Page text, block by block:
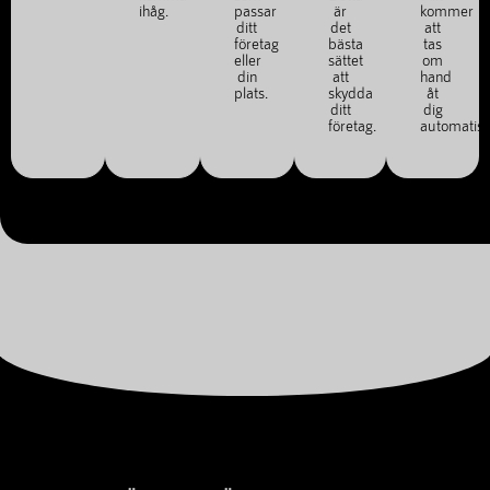
ihåg.
passar
ditt
företag
eller
din
plats.
är
det
bästa
sättet
att
skydda
ditt
företag.
kommer
att
tas
om
hand
åt
dig